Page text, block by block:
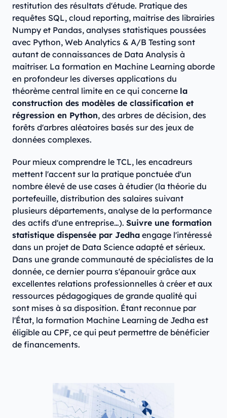
restitution des résultats d'étude. Pratique des
requêtes SQL, cloud reporting, maitrise des librairies
Numpy et Pandas, analyses statistiques poussées
avec Python, Web Analytics & A/B Testing sont
autant de connaissances de Data Analysis à
maitriser. La formation en Machine Learning aborde
en profondeur les diverses applications du
théorème central limite en ce qui concerne la
construction des modèles de classification et
régression en Python, des arbres de décision, des
forêts d'arbres aléatoires basés sur des jeux de
données complexes.
Pour mieux comprendre le TCL, les encadreurs
mettent l'accent sur la pratique ponctuée d'un
nombre élevé de use cases à étudier (la théorie du
portefeuille, distribution des salaires suivant
plusieurs départements, analyse de la performance
des actifs d'une entreprise…). Suivre une formation
statistique dispensée par Jedha engage l'intéressé
dans un projet de Data Science adapté et sérieux.
Dans une grande communauté de spécialistes de la
donnée, ce dernier pourra s'épanouir grâce aux
excellentes relations professionnelles à créer et aux
ressources pédagogiques de grande qualité qui
sont mises à sa disposition. Étant reconnue par
l'État, la formation Machine Learning de Jedha est
éligible au CPF, ce qui peut permettre de bénéficier
de financements.